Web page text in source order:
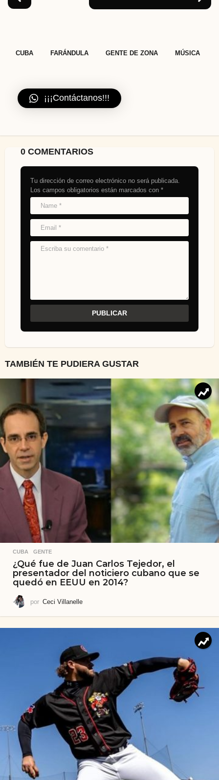
CUBA FARÁNDULA GENTE DE ZONA MÚSICA
¡¡¡Contáctanos!!!
0 COMENTARIOS
Tu dirección de correo electrónico no será publicada.
Los campos obligatorios están marcados con *
TAMBIÉN TE PUDIERA GUSTAR
CUBA ,GENTE
¿Qué fue de Juan Carlos Tejedor, el
presentador del noticiero cubano que se
quedó en EEUU en 2014?
por Ceci Villanelle